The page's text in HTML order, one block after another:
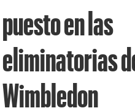
puesto en las
eliminatorias
Wimbledon